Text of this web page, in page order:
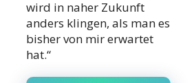
wird in naher Zukunft
anders klingen, als man es
bisher von mir erwartet
hat.“